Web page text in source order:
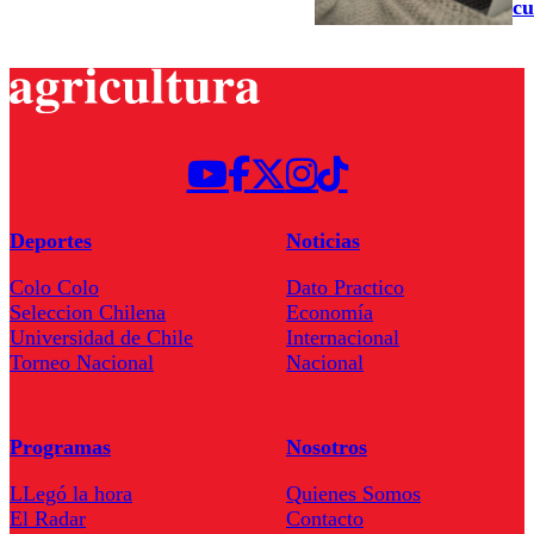
Deportes
Colo Colo
Seleccion Chilena
Universidad de Chile
Torneo Nacional
Noticias
Dato Practico
Economía
Internacional
Nacional
Programas
LLegó la hora
El Radar
Nosotros
Quienes Somos
Contacto